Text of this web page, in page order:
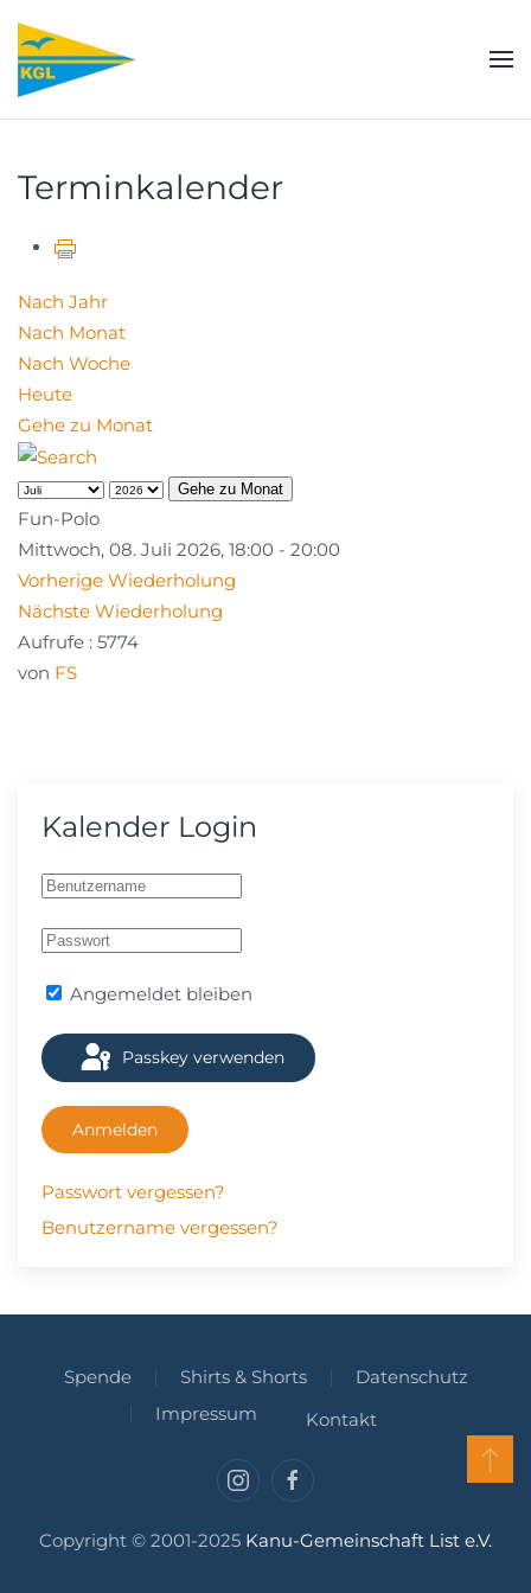
Zum Hauptinhalt springen
Terminkalender
Nach Jahr
Nach Monat
Nach Woche
Heute
Gehe zu Monat
Gehe zu Monat
Fun-Polo
Mittwoch, 08. Juli 2026, 18:00 - 20:00
Vorherige Wiederholung
Nächste Wiederholung
Aufrufe : 5774
von FS
Kalender Login
Angemeldet bleiben
Passkey verwenden
Anmelden
Passwort vergessen?
Benutzername vergessen?
Spende Shirts & Shorts
Datenschutz
Impressum
Kontakt
Copyright © 2001-2025 Kanu-Gemeinschaft List e.V.